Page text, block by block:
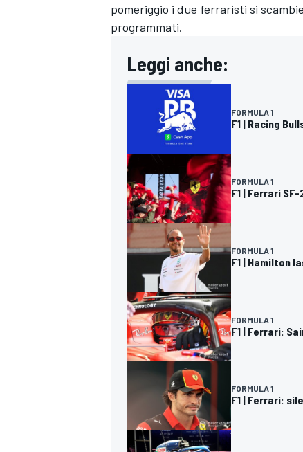
MONOMARCA
pomeriggio i due ferraristi si
programmati.
Leggi anche:
FORMULA 1
F1 | Racing
FORMULA 1
F1 | Ferrari
FORMULA 1
F1 | Hamilton
FORMULA 1
F1 | Ferrari:
FORMULA 1
F1 | Ferrari: